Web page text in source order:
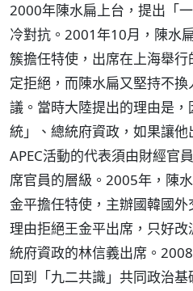
2000年陳水扁上台，提出「
冷對抗。2001年10月，陳水
簇擔任特使，出席在上海舉行
定拒絕，而陳水扁又堅持不
議。當時大陸提出的理由是
統」、總統府資政，如果讓
APEC活動的代表須由財經官
席官員的層級。2005年，陳
金平擔任特使，主辦國韓國
理由拒絕王金平出席，只好
統府資政的林信義出席。
回到「九二共識」共同政治